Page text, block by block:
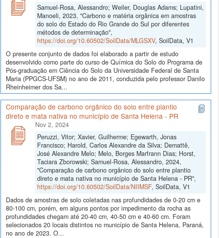
Samuel-Rosa, Alessandro; Weiler, Douglas Adams; Lupatini,
Manoeli, 2023, "Carbono e matéria orgânica em amostras
do solo do Estado do Rio Grande do Sul por diferentes
métodos de determinação",
https://doi.org/10.60502/SoilData/MLGSXV, SoilData, V1
O presente conjunto de dados foi elaborado a partir de estudo
desenvolvido como parte do curso de Química do Solo do Programa de
Pós-graduação em Ciência do Solo da Universidade Federal de Santa
Maria (PPGCS-UFSM) no ano de 2011, conduzida pelo professor Danilo
Rheinheimer dos Sa...
Comparação de carbono orgânico do solo entre plantio
direto e mata nativa no município de Santa Helena - PR
Nov 2, 2024
Peruzzi, Vitor; Xavier, Guilherme; Egewarth, Jonas
Francisco; Harold, Carlos Alexandre da Silva; Demattê,
José Alexandre Melo; Melo, Borges Marfrann Dias; Horst,
Taciara Zborowski; Samuel-Rosa, Alessandro, 2024,
"Comparação de carbono orgânico do solo entre plantio
direto e mata nativa no município de Santa Helena - PR",
https://doi.org/10.60502/SoilData/NIIMSF, SoilData, V1
Dados de amostras de solo coletadas nas profundidades de 0-20 cm e
80-100 cm, porém, em alguns pontos por impedimento da rocha as
profundidades chegam até 20-40 cm, 40-50 cm e 40-60 cm. Foram
selecionados 20 locais distintos no município de Santa Helena, Paraná,
no ano de 2023. O...